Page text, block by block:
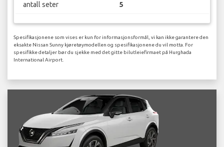
antall seter 5
Spesifikasjonene som vises er kun for informasjonsformål, vi kan ikke garantere den
eksakte Nissan Sunny kjøretøymodellen og spesifikasjonene du vil motta. For
spesifikke detaljer bør du sjekke med det gitte bilutleiefirmaet på Hurghada
International Airport.